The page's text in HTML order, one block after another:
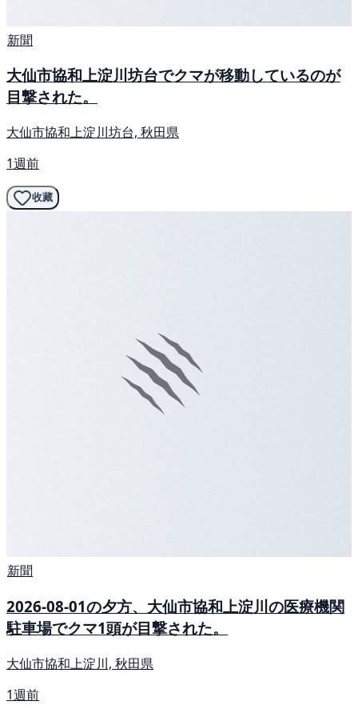
新聞
大仙市協和上淀川坊台でクマが移動しているのが
目撃された。
大仙市協和上淀川坊台, 秋田県
1週前
收藏
新聞
2026-08-01の夕方、大仙市協和上淀川の医療機関
駐車場でクマ1頭が目撃された。
大仙市協和上淀川, 秋田県
1週前